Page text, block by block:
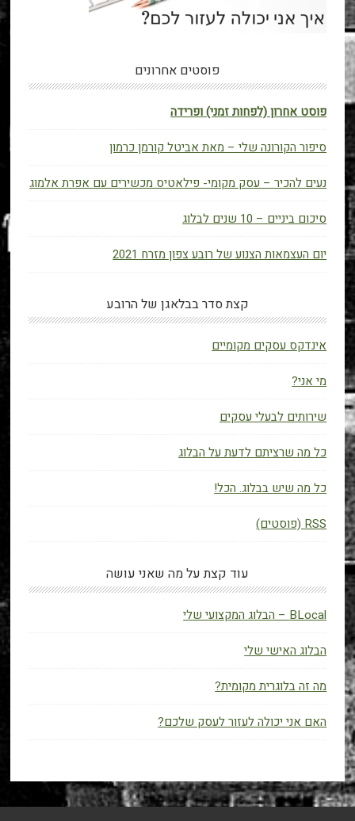
פוסטים אחרונים
פוסט אחרון (לפחות זמני) ופרידה
סיפור הקורונה שלי – מאת אביטל קורמן כרמון
נעים להכיר – עסק מקומי- פילאטיס מכשירים עם אפרת אלמוג
סיכום ביניים – 10 שנים לבלוג
יום העצמאות הצנוע של רובע צפון מזרח 2021
קצת סדר בבלאגן של הרובע
אינדקס עסקים מקומיים
מי אני?
שירותים לבעלי עסקים
כל מה שרציתם לדעת על הבלוג
כל מה שיש בבלוג. הכל!
RSS (פוסטים)
עוד קצת על מה שאני עושה
BLocal – הבלוג המקצועי שלי
הבלוג האישי שלי
מה זה בלוגרית מקומית?
האם אני יכולה לעזור לעסק שלכם?